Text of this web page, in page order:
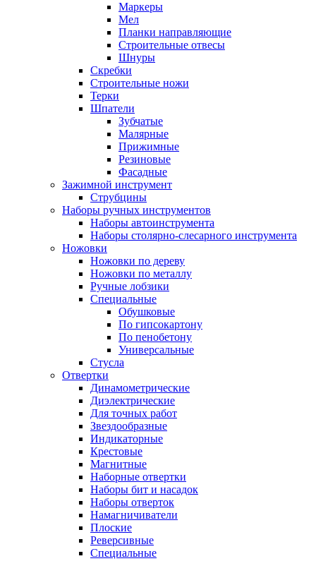
Маркеры
Мел
Планки направляющие
Строительные отвесы
Шнуры
Скребки
Строительные ножи
Терки
Шпатели
Зубчатые
Малярные
Прижимные
Резиновые
Фасадные
Зажимной инструмент
Струбцины
Наборы ручных инструментов
Наборы автоинструмента
Наборы столярно-слесарного инструмента
Ножовки
Ножовки по дереву
Ножовки по металлу
Ручные лобзики
Специальные
Обушковые
По гипсокартону
По пенобетону
Универсальные
Стусла
Отвертки
Динамометрические
Диэлектрические
Для точных работ
Звездообразные
Индикаторные
Крестовые
Магнитные
Наборные отвертки
Наборы бит и насадок
Наборы отверток
Намагничиватели
Плоские
Реверсивные
Специальные